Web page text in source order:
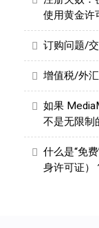
使用黄金许
订购问题/
增值税/外
如果
不是无限制
什么是“免
身许可证）